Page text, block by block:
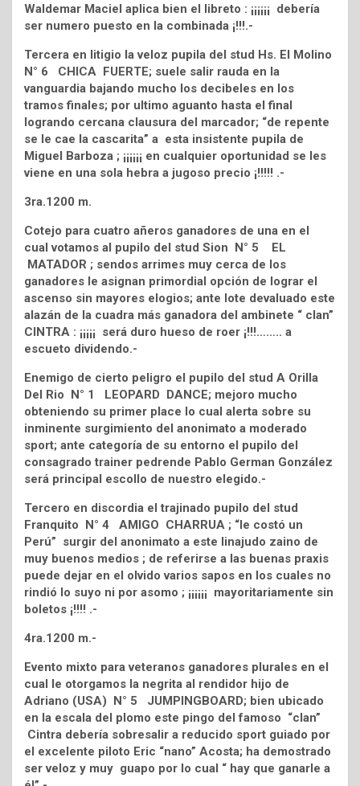
Waldemar Maciel aplica bien el libreto : ¡¡¡¡¡¡ debería
ser numero puesto en la combinada ¡!!!.-
Tercera en litigio la veloz pupila del stud Hs. El Molino
N° 6 CHICA FUERTE; suele salir rauda en la
vanguardia bajando mucho los decibeles en los
tramos finales; por ultimo aguanto hasta el final
logrando cercana clausura del marcador; “de repente
se le cae la cascarita” a esta insistente pupila de
Miguel Barboza ; ¡¡¡¡¡¡ en cualquier oportunidad se les
viene en una sola hebra a jugoso precio ¡!!!!! .-
3ra.1200 m.
Cotejo para cuatro añeros ganadores de una en el
cual votamos al pupilo del stud Sion N° 5 EL
MATADOR ; sendos arrimes muy cerca de los
ganadores le asignan primordial opción de lograr el
ascenso sin mayores elogios; ante lote devaluado este
alazán de la cuadra más ganadora del ambinete “ clan”
CINTRA : ¡¡¡¡¡ será duro hueso de roer ¡!!!…….. a
escueto dividendo.-
Enemigo de cierto peligro el pupilo del stud A Orilla
Del Rio N° 1 LEOPARD DANCE; mejoro mucho
obteniendo su primer place lo cual alerta sobre su
inminente surgimiento del anonimato a moderado
sport; ante categoría de su entorno el pupilo del
consagrado trainer pedrende Pablo German González
será principal escollo de nuestro elegido.-
Tercero en discordia el trajinado pupilo del stud
Franquito N° 4 AMIGO CHARRUA ; “le costó un
Perú” surgir del anonimato a este linajudo zaino de
muy buenos medios ; de referirse a las buenas praxis
puede dejar en el olvido varios sapos en los cuales no
rindió lo suyo ni por asomo ; ¡¡¡¡¡¡ mayoritariamente sin
boletos ¡!!!! .-
4ra.1200 m.-
Evento mixto para veteranos ganadores plurales en el
cual le otorgamos la negrita al rendidor hijo de
Adriano (USA) N° 5 JUMPINGBOARD; bien ubicado
en la escala del plomo este pingo del famoso “clan”
Cintra debería sobresalir a reducido sport guiado por
el excelente piloto Eric “nano” Acosta; ha demostrado
ser veloz y muy guapo por lo cual “ hay que ganarle a